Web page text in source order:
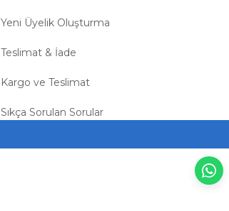
Yeni Üyelik Oluşturma
Teslimat & İade
Kargo ve Teslimat
Sıkça Sorulan Sorular